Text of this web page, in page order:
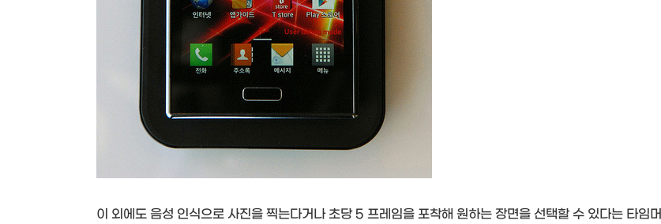
이 외에도 음성 인식으로 사진을 찍는다거나 초당 5 프레임을 포착해 원하는 장면을 선택할 수 있다는 타임머